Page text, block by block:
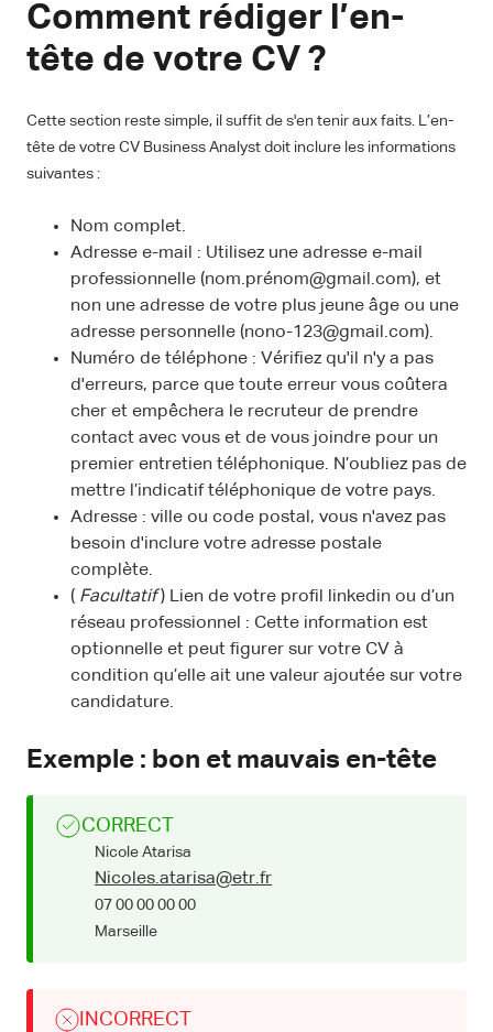
Comment rédiger l’en-
tête de votre CV ?
Cette section reste simple, il suffit de s'en tenir aux faits. L’en-
tête de votre CV Business Analyst doit inclure les informations
suivantes :
Nom complet.
Adresse e-mail : Utilisez une adresse e-mail
professionnelle (nom.prénom@gmail.com), et
non une adresse de votre plus jeune âge ou une
adresse personnelle (nono-123@gmail.com).
Numéro de téléphone : Vérifiez qu'il n'y a pas
d'erreurs, parce que toute erreur vous coûtera
cher et empêchera le recruteur de prendre
contact avec vous et de vous joindre pour un
premier entretien téléphonique. N’oubliez pas de
mettre l’indicatif téléphonique de votre pays.
Adresse : ville ou code postal, vous n'avez pas
besoin d'inclure votre adresse postale
complète.
( Facultatif) Lien de votre profil linkedin ou d’un
réseau professionnel : Cette information est
optionnelle et peut figurer sur votre CV à
condition qu’elle ait une valeur ajoutée sur votre
candidature.
Exemple : bon et mauvais en-tête
CORRECT
Nicole Atarisa
Nicoles.atarisa@etr.fr
07 00 00 00 00
Marseille
INCORRECT